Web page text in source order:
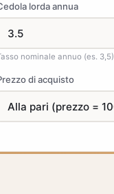
lorda annua
nominale annuo (es. 3,5)
di acquisto